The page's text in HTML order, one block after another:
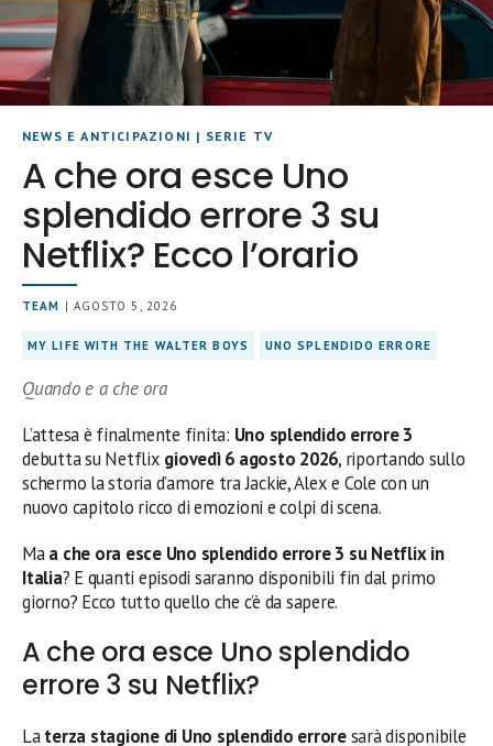
NEWS E ANTICIPAZIONI | SERIE TV
A che ora esce Uno
splendido errore 3 su
Netflix? Ecco l’orario
TEAM | AGOSTO 5, 2026
MY LIFE WITH THE WALTER BOYS UNO SPLENDIDO ERRORE
Quando e a che ora
L’attesa è finalmente finita: Uno splendido errore 3
debutta su Netflix giovedì 6 agosto 2026, riportando sullo
schermo la storia d’amore tra Jackie, Alex e Cole con un
nuovo capitolo ricco di emozioni e colpi di scena.
Maa che ora esce Uno splendido errore 3 su Netflix in
Italia? E quanti episodi saranno disponibili fin dal primo
giorno? Ecco tutto quello che c’è da sapere.
A che ora esce Uno splendido
errore 3 su Netflix?
Laterza stagione di Uno splendido erroresarà disponibile